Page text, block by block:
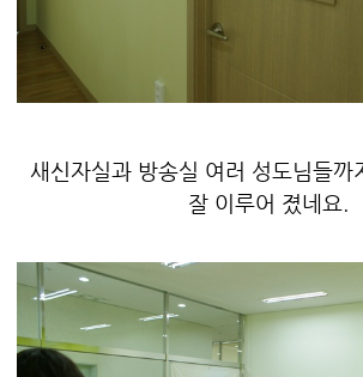
새신자실과 방송실 여러 성도님들까
잘 이루어 졌네요.